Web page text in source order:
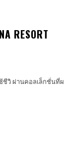
RESORT
ชีวิ ผ่านคอลเล็กชั่นที่ผ